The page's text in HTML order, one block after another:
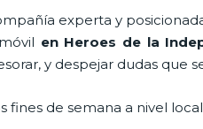
experta y
en Heroes de la
y despejar dudas que
fines de semana a nivel